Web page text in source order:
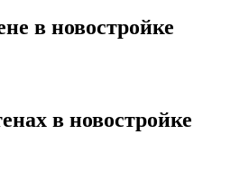
в новостройке
в новостройке